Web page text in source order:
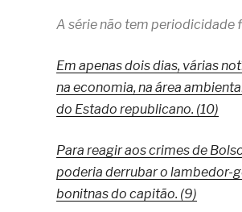
A série não tem periodicidade
Em apenas dois dias, várias
na economia, na área
do Estado republicano. (10)
Para reagir aos crimes de
poderia derrubar o lambedor-
bonitnas do capitão. (9)